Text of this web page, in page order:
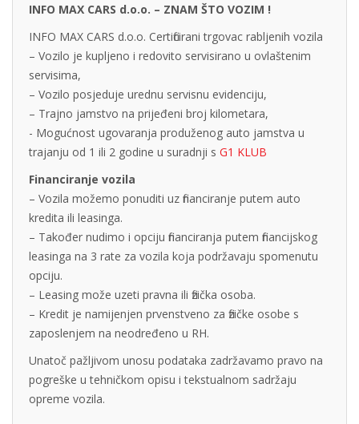
INFO MAX CARS d.o.o. – ZNAM ŠTO VOZIM !
INFO MAX CARS d.o.o. Certificirani trgovac rabljenih vozila
– Vozilo je kupljeno i redovito servisirano u ovlaštenim
servisima,
– Vozilo posjeduje urednu servisnu evidenciju,
– Trajno jamstvo na prijeđeni broj kilometara,
- Mogućnost ugovaranja produženog auto jamstva u
trajanju od 1 ili 2 godine u suradnji s G1 KLUB
Financiranje vozila
– Vozila možemo ponuditi uz financiranje putem auto
kredita ili leasinga.
– Također nudimo i opciju financiranja putem financijskog
leasinga na 3 rate za vozila koja podržavaju spomenutu
opciju.
– Leasing može uzeti pravna ili fizička osoba.
– Kredit je namijenjen prvenstveno za fizičke osobe s
zaposlenjem na neodređeno u RH.
Unatoč pažljivom unosu podataka zadržavamo pravo na
pogreške u tehničkom opisu i tekstualnom sadržaju
opreme vozila.